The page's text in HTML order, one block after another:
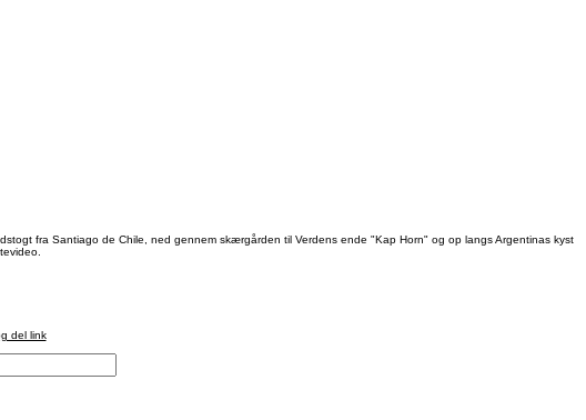
fra Santiago de Chile, ned gennem skærgården til Verdens ende "Kap Horn" og op langs Argentinas kyst
del link